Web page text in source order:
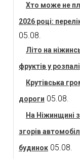
Хто може не
2026 році:
05.08.
Літо на
фруктів у розпалі
Крутівська
дороги 05.08.
На Ніжинщині
згорів
будинок 05.08.